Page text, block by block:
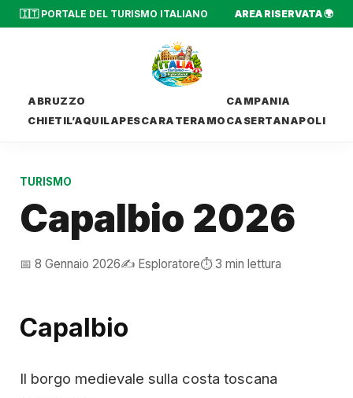
🇮🇹 PORTALE DEL TURISMO ITALIANO AREA RISERVATA 🌍
ABRUZZO
CHIETIL’AQUILAPESCARA TERAMO
CAMPANIA
CASERTANAPOLI
TURISMO
Capalbio 2026
📅 8 Gennaio 2026✍️ Esploratore⏱️ 3 min lettura
Capalbio
Il borgo medievale sulla costa toscana